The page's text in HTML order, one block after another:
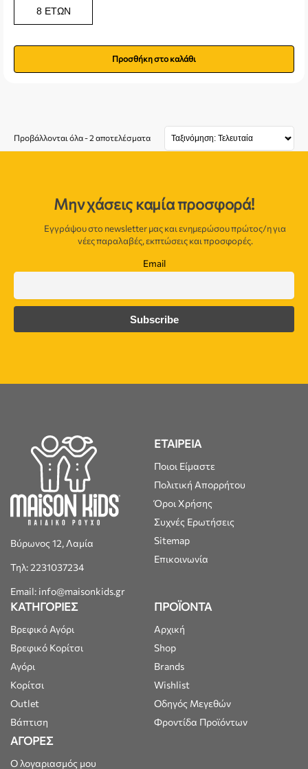
8 ΕΤΏΝ
Προσθήκη στο καλάθι
Προβάλλονται όλα - 2 αποτελέσματα
Μην χάσεις καμία προσφορά!
Εγγράψου στο newsletter μας και ενημερώσου πρώτος/η για
νέες παραλαβές, εκπτώσεις και προσφορές.
Email
Βύρωνος 12, Λαμία
Τηλ: 2231037234
Email: info@maisonkids.gr
ΕΤΑΙΡΕΙΑ
Ποιοι Είμαστε
Πολιτική Απορρήτου
Όροι Χρήσης
Συχνές Ερωτήσεις
Sitemap
Επικοινωνία
ΚΑΤΗΓΟΡΙΕΣ
Βρεφικό Αγόρι
Βρεφικό Κορίτσι
Αγόρι
Κορίτσι
Outlet
Βάπτιση
ΠΡΟΪΟΝΤΑ
Αρχική
Shop
Brands
Wishlist
Οδηγός Μεγεθών
Φροντίδα Προϊόντων
ΑΓΟΡΕΣ
Ο λογαριασμός μου